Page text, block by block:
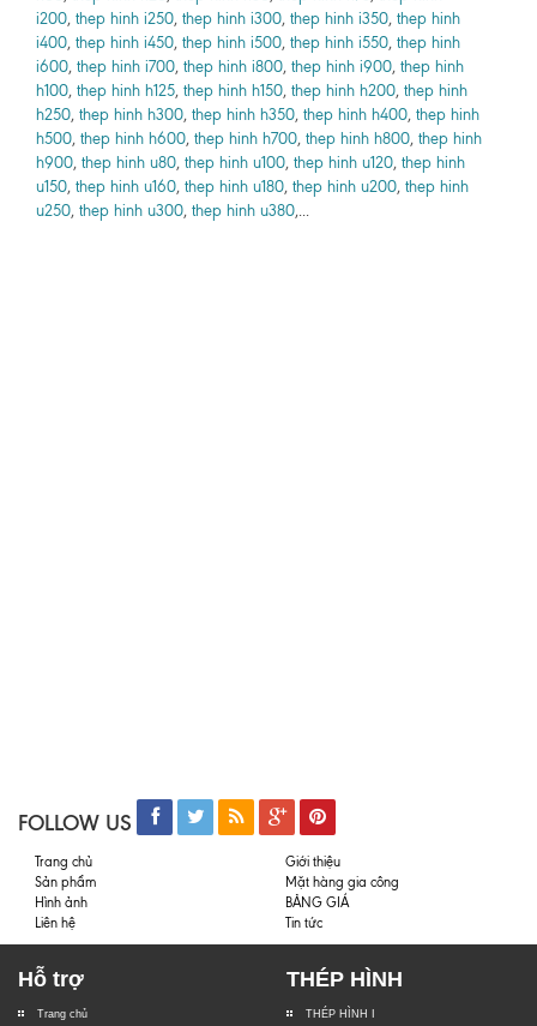
i200, thep hinh i250, thep hinh i300, thep hinh i350, thep hinh
i400, thep hinh i450, thep hinh i500, thep hinh i550, thep hinh
i600, thep hinh i700, thep hinh i800, thep hinh i900, thep hinh
h100, thep hinh h125, thep hinh h150, thep hinh h200, thep hinh
h250, thep hinh h300, thep hinh h350, thep hinh h400, thep hinh
h500, thep hinh h600, thep hinh h700, thep hinh h800, thep hinh
h900, thep hinh u80, thep hinh u100, thep hinh u120, thep hinh
u150, thep hinh u160, thep hinh u180, thep hinh u200, thep hinh
u250, thep hinh u300, thep hinh u380,...
FOLLOW US
Trang chủ
Giới thiệu
Sản phẩm
Mặt hàng gia công
Hình ảnh
BẢNG GIÁ
Liên hệ
Tin tức
Hỗ trợ
Trang chủ
THÉP HÌNH
THÉP HÌNH I